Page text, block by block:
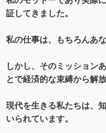
証してきました。
私の仕事は、もちろんあ
しかし、そのミッション
とで経済的な束縛から解
現代を生きる私たちは、
いられています。